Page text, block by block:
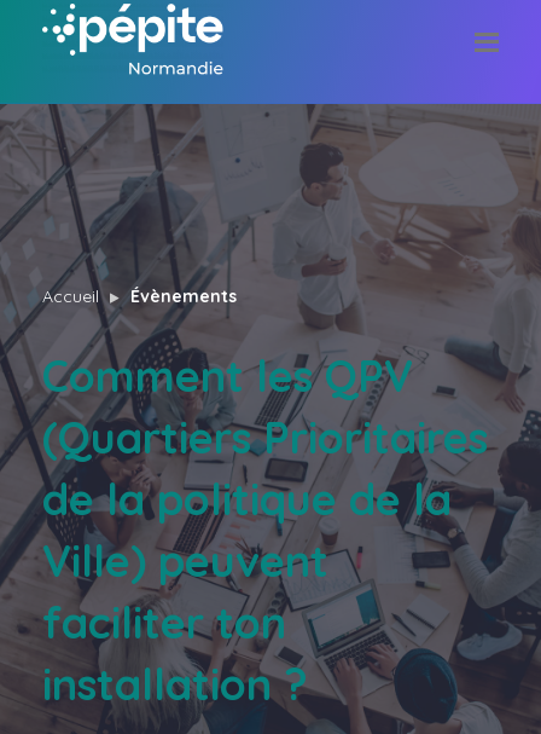
Accueil Évènements
Comment les QPV
(Quartiers Prioritaires
de la politique de la
Ville) peuvent
faciliter ton
installation ?